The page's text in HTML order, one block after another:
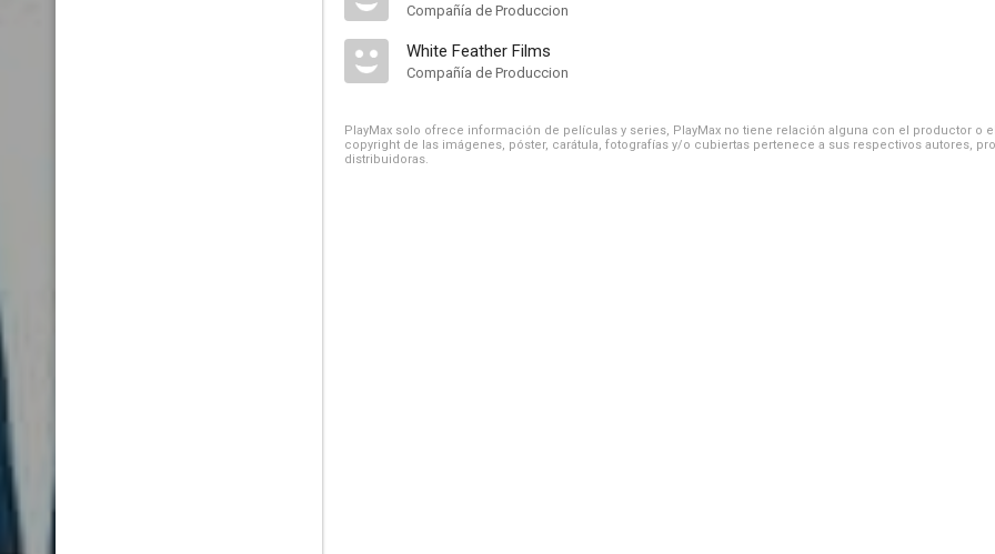
Compañía de Produccion
White Feather Films
Compañía de Produccion
PlayMax solo ofrece información de películas y series, PlayMax no tiene relación alguna con el productor o
copyright de las imágenes, póster, carátula, fotografías y/o cubiertas pertenece a sus respectivos autores,
distribuidoras.